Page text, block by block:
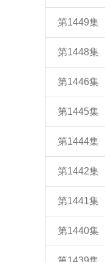
第1449集
第1448集
第1446集
第1445集
第1444集
第1442集
第1441集
第1440集